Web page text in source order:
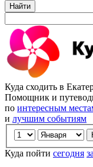
Найти
Куда сходить в
Помощник и
по интересным
и лучшим событиям
Куда пойти сегодня